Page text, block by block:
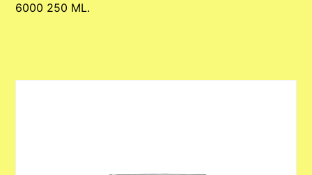
6000 250 ML.